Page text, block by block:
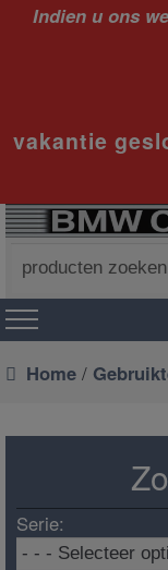
Indien u ons
vakantie
naar:
Home /
Serie: